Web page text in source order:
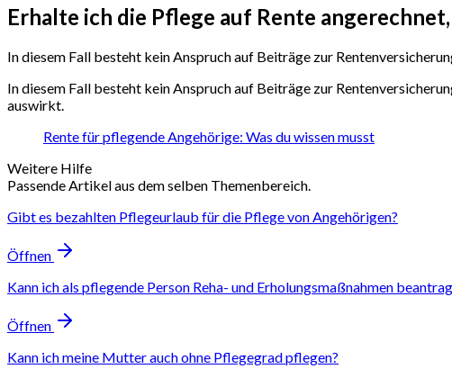
Erhalte ich die Pflege auf Rente
In diesem Fall besteht kein Anspruch auf Beiträge zur
In diesem Fall besteht kein Anspruch auf Beiträge zur
auswirkt.
Rente für pflegende Angehörige: Was du wissen musst
Weitere Hilfe
Passende Artikel aus dem selben Themenbereich.
Gibt es bezahlten Pflegeurlaub für die Pflege von Angehörigen?
Öffnen
Kann ich als pflegende Person Reha- und Erholungsmaßnahmen
Öffnen
Kann ich meine Mutter auch ohne Pflegegrad pflegen?